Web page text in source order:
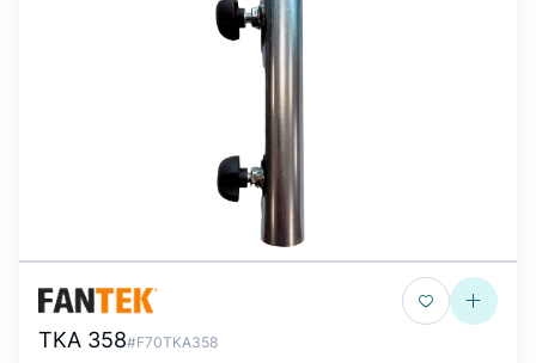
TKA 358#F70TKA358